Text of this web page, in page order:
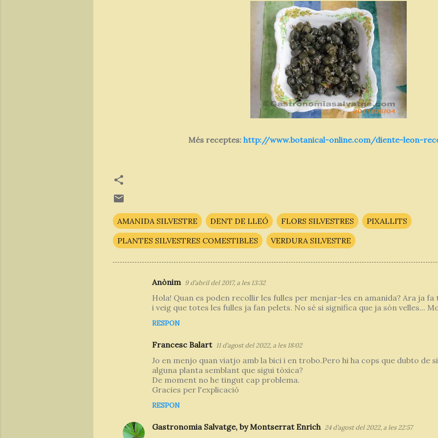
Més receptes: http://www.botanical-online.com/diente-leon-
AMANIDA SILVESTRE DENT DE LLEÓ FLORS SILVESTRES
PIXALLITS
PLANTES SILVESTRES COMESTIBLES
VERDURA SILVESTRE
Anònim 9 d’abril del 2017, a les 13:32
Hola! Quan es poden recollir les fulles per menjar-les en amanida? Ara ja
i veig que totes les fulles ja fan pelets. No sé si significa que ja són velles...
RESPON
Francesc Balart 11 d’agost del 2022, a les 18:02
Jo en menjo quan viatjo amb la bici i en trobo.Pero hi ha cops que dubto de
alguna planta semblant que sigui tòxica?
De moment no he tingut cap problema.
Gracies per l'explicació
RESPON
Gastronomia Salvatge, by Montserrat Enrich 24 d’agost del 2022, a les 22:57